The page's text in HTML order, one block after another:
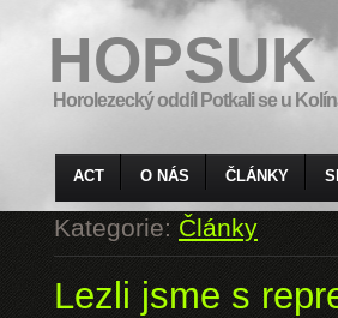
HOPSUK
Horolezecký oddíl Potkali se u
ACT O NÁS ČLÁNKY
Kategorie:Články
Lezli jsme s